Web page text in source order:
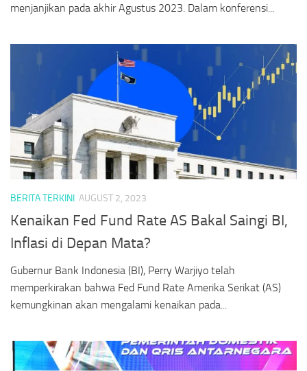
menjanjikan pada akhir Agustus 2023. Dalam konferensi...
BERITA TERKINI AUGUST 2, 2023
Kenaikan Fed Fund Rate AS Bakal Saingi BI,
Inflasi di Depan Mata?
Gubernur Bank Indonesia (BI), Perry Warjiyo telah
memperkirakan bahwa Fed Fund Rate Amerika Serikat (AS)
kemungkinan akan mengalami kenaikan pada...